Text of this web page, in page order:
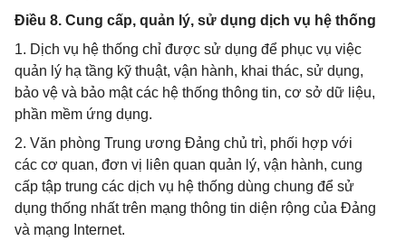
Điều 8. Cung cấp, quản lý, sử dụng dịch vụ hệ thống
1. Dịch vụ hệ thống chỉ được sử dụng để phục vụ việc
quản lý hạ tầng kỹ thuật, vận hành, khai thác, sử dụng,
bảo vệ và bảo mật các hệ thống thông tin, cơ sở dữ liệu,
phần mềm ứng dụng.
2. Văn phòng Trung ương Đảng chủ trì, phối hợp với
các cơ quan, đơn vị liên quan quản lý, vận hành, cung
cấp tập trung các dịch vụ hệ thống dùng chung để sử
dụng thống nhất trên mạng thông tin diện rộng của Đảng
và mạng Internet.